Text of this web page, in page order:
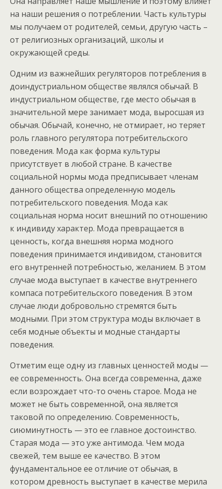
на наши решения о потреблении. Часть культуры
мы получаем от родителей, семьи, другую часть –
от религиозных организаций, школы и
окружающей среды.
Одним из важнейших регуляторов потребления в
доиндустриальном обществе являлся обычай. В
индустриальном обществе, где место обычая в
значительной мере занимает мода, выросшая из
обычая. Обычай, конечно, не отмирает, но теряет
роль главного регулятора потребительского
поведения. Мода как форма культуры
присутствует в любой стране. В качестве
социальной нормы мода предписывает членам
данного общества определенную модель
потребительского поведения. Мода как
социальная норма носит внешний по отношению
к индивиду характер. Мода превращается в
ценность, когда внешняя норма модного
поведения принимается индивидом, становится
его внутренней потребностью, желанием. В этом
случае мода выступает в качестве внутреннего
компаса потребительского поведения. В этом
случае люди добровольно стремятся быть
модными. При этом структура моды включает в
себя модные объекты и модные стандарты
поведения.
Отметим еще одну из главных ценностей моды —
ее современность. Она всегда современна, даже
если возрождает что-то очень старое. Мода не
может не быть современной, она является
таковой по определению. Современность,
сиюминутность — это ее главное достоинство.
Старая мода — это уже антимода. Чем мода
свежей, тем выше ее качество. В этом
фундаментальное ее отличие от обычая, в
котором древность выступает в качестве мерила